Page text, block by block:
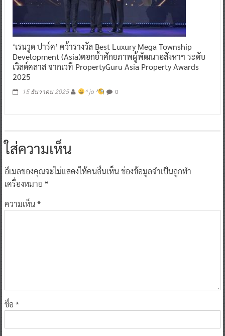
‘เรนวูด ปาร์ค’ คว้ารางวัล Best Luxury Mega Township
Development (Asia)ตอกย้ำศักยภาพผู้พัฒนาอสังหาฯ ระดับ
เวิลด์คลาส จากเวที PropertyGuru Asia Property Awards
2025
15 ธันวาคม 2025 ^ jo ^ 0
ใส่ความเห็น
อีเมลของคุณจะไม่แสดงให้คนอื่นเห็นช่องข้อมูลจำเป็นถูกทำ
เครื่องหมาย *
ความเห็น*
ชื่อ *